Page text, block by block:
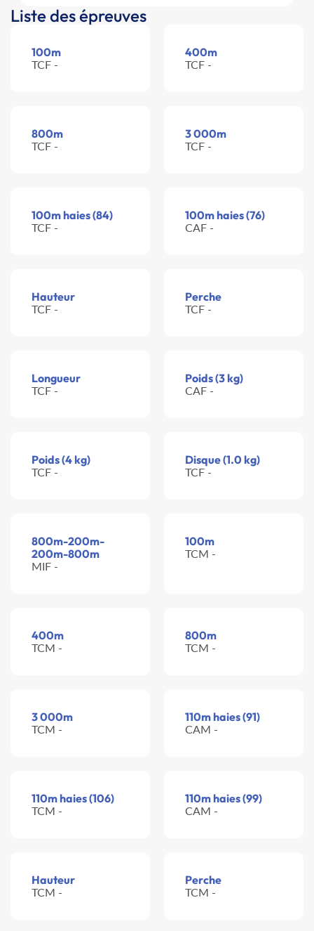
Liste des épreuves
100m
TCF -
400m
TCF -
800m
TCF -
3 000m
TCF -
100m haies (84)
TCF -
100m haies (76)
CAF -
Hauteur
TCF -
Perche
TCF -
Longueur
TCF -
Poids (3 kg)
CAF -
Poids (4 kg)
TCF -
Disque (1.0 kg)
TCF -
800m-200m-
200m-800m
MIF -
100m
TCM -
400m
TCM -
800m
TCM -
3 000m
TCM -
110m haies (91)
CAM -
110m haies (106)
TCM -
110m haies (99)
CAM -
Hauteur
TCM -
Perche
TCM -